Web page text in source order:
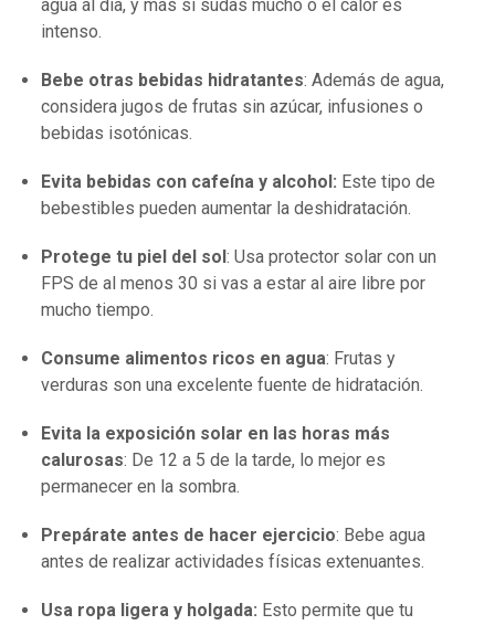
agua al día, y más si sudas mucho o el calor es
intenso.
Bebe otras bebidas hidratantes: Además de agua,
considera jugos de frutas sin azúcar, infusiones o
bebidas isotónicas.
Evita bebidas con cafeína y alcohol: Este tipo de
bebestibles pueden aumentar la deshidratación.
Protege tu piel del sol : Usa protector solar con un
FPS de al menos 30 si vas a estar al aire libre por
mucho tiempo.
Consume alimentos ricos en agua: Frutas y
verduras son una excelente fuente de hidratación.
Evita la exposición solar en las horas más
calurosas: De 12 a 5 de la tarde, lo mejor es
permanecer en la sombra.
Prepárate antes de hacer ejercicio: Bebe agua
antes de realizar actividades físicas extenuantes.
Usa ropa ligera y holgada: Esto permite que tu